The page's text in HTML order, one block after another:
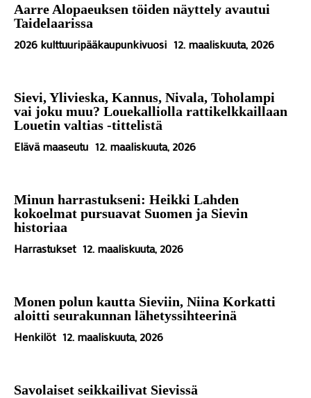
Aarre Alopaeuksen töiden näyttely avautui
Taidelaarissa
2026 kulttuuripääkaupunkivuosi 12. maaliskuuta, 2026
Sievi, Ylivieska, Kannus, Nivala, Toholampi
vai joku muu? Louekalliolla rattikelkkaillaan
Louetin valtias -tittelistä
Elävä maaseutu 12. maaliskuuta, 2026
Minun harrastukseni: Heikki Lahden
kokoelmat pursuavat Suomen ja Sievin
historiaa
Harrastukset 12. maaliskuuta, 2026
Monen polun kautta Sieviin, Niina Korkatti
aloitti seurakunnan lähetyssihteerinä
Henkilöt 12. maaliskuuta, 2026
Savolaiset seikkailivat Sievissä